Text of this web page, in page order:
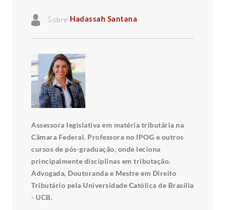
Sobre Hadassah Santana
Assessora legislativa em matéria tributária na
Câmara Federal. Professora no IPOG e outros
cursos de pós-graduação, onde leciona
principalmente disciplinas em tributação.
Advogada, Doutoranda e Mestre em Direito
Tributário pela Universidade Católica de Brasília
- UCB.